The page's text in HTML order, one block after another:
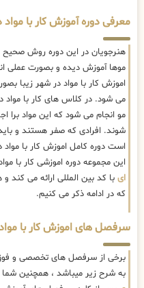
معرفی دوره آموزش کار با مواد
هنرجویان در این دوره روش صحیح
موها آموزش دیده و بصورت عملی
اموزش کار با مواد در شهر زیبا
می شود. در کلاس های کار با مواد
مو انجام می شود که این مواد برا
شوند. افرادی که صفر هستند و باید
است دوره کامل اموزش کار با
این مجموعه دوره اموزشی کار با
ای با کد بین المللی ارائه می کند
که در ادامه ذکر می کنیم.
سرفصل های اموزش کار با
برخی از سرفصل های تخصصی و
به شرح زیر میباشد ، همچنین شما